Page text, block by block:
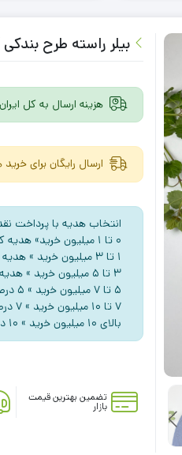
بیلر راسته طرح
هزینه ارسال به کل ایران فقط
ارسال رایگان برای خرید های
انتخاب هدیه با پرداخت
۰ تا ۱ میلیون خرید» هدیه کوچولو😊
۱ تا ۳ میلیون خرید » هدیه جالب 🥰
۳ تا ۵ میلیون خرید » هدیه جذاب 😍
5 تا ۷ میلیون خرید » ۵ درصد تخفیف 😋
۷ تا ۱۰ میلیون خرید » ۷ درصد تخفیف 😎
بالای ۱۰ میلیون خرید » ۱۰ درصد تخفیف 😱
تضمین بهترین قیمت
بازار